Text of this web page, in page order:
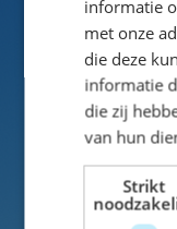
verstelbare
Een echte
mee dan
wordt vaak
draagt.
mannen die
gaan of
zoeken.
informatie
met onze
die deze
informatie
die zij
van hun
Strikt
Schrijf je nuin
Voor- en